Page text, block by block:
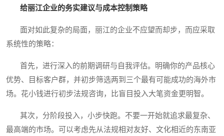
给丽江企业的务实建议与成本控制策略
面对如此复杂的局面，丽江的企业不应望而却步，而应采取
系统性的策略：
首先，进行深入的前期调研与自我评估。明确你的产品核心
优势、目标客户群，并初步筛选两到三个最有可能成功的海外市
场。花小钱进行初步法规咨询，比盲目投入大笔资金更明智。
其次，分阶段投入，小步快跑。不要一开始就追求最复杂、
最高端的市场。可以考虑先从法规相对友好、文化相近的东南亚